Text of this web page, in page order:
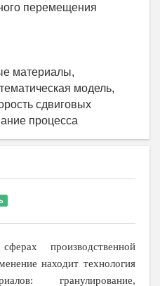
перемещения
материалы,
модель,
сдвиговых
процесса
производственной
находит технология
гранулирование,